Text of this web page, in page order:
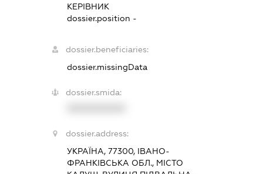
КЕРІВНИК
dossier.position -
dossier.beneficiaries:
dossier.missingData
dossier.smida:
dossier.address:
УКРАЇНА, 77300, ІВАНО-
ФРАНКІВСЬКА ОБЛ., МІСТО